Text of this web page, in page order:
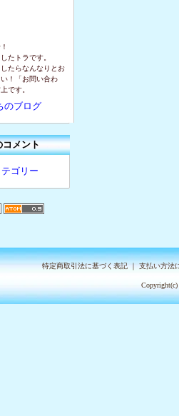
たトラです。
たらなんなりとお
！「お問い合わ
です。
のブログ
コメント
ゴリー
特定商取引法に基づく表記｜支払い方法